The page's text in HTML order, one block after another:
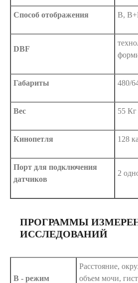
Способ отображения В,
DBF
Габариты 480/
Вес 55 Кг
Кинопетля 128
Порт для подключения
датчиков
2
ПРОГРАММЫ
ИССЛЕДОВАНИЙ
В - режим
Расстояние,
объем мочи,